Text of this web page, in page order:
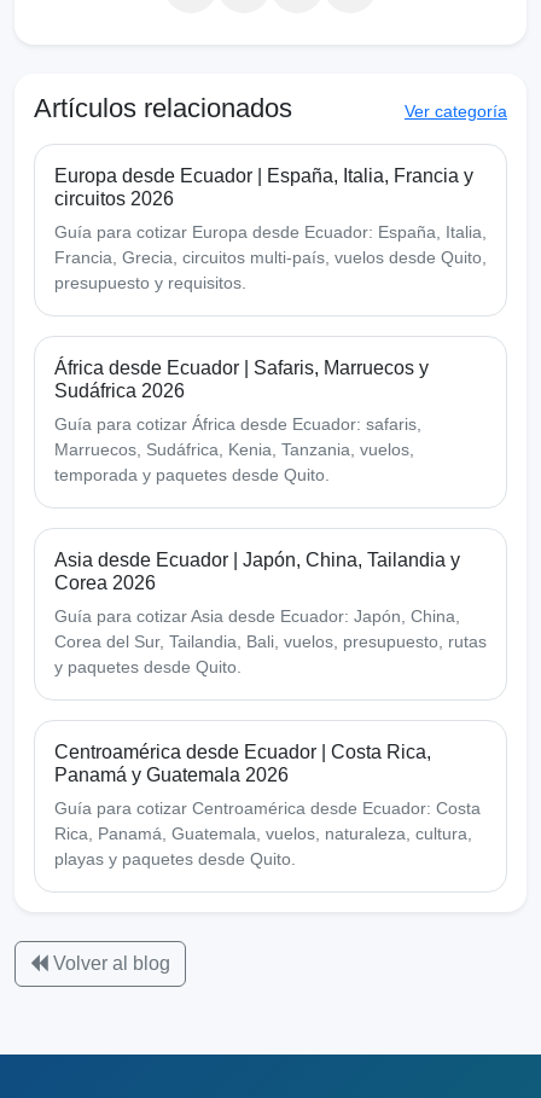
Artículos relacionados Ver categoría
Europa desde Ecuador | España, Italia, Francia y
circuitos 2026
Guía para cotizar Europa desde Ecuador: España, Italia,
Francia, Grecia, circuitos multi-país, vuelos desde Quito,
presupuesto y requisitos.
África desde Ecuador | Safaris, Marruecos y
Sudáfrica 2026
Guía para cotizar África desde Ecuador: safaris,
Marruecos, Sudáfrica, Kenia, Tanzania, vuelos,
temporada y paquetes desde Quito.
Asia desde Ecuador | Japón, China, Tailandia y
Corea 2026
Guía para cotizar Asia desde Ecuador: Japón, China,
Corea del Sur, Tailandia, Bali, vuelos, presupuesto, rutas
y paquetes desde Quito.
Centroamérica desde Ecuador | Costa Rica,
Panamá y Guatemala 2026
Guía para cotizar Centroamérica desde Ecuador: Costa
Rica, Panamá, Guatemala, vuelos, naturaleza, cultura,
playas y paquetes desde Quito.
Volver al blog